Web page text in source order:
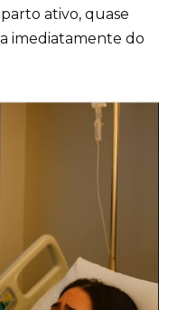
ativo, quase
imediatamente do